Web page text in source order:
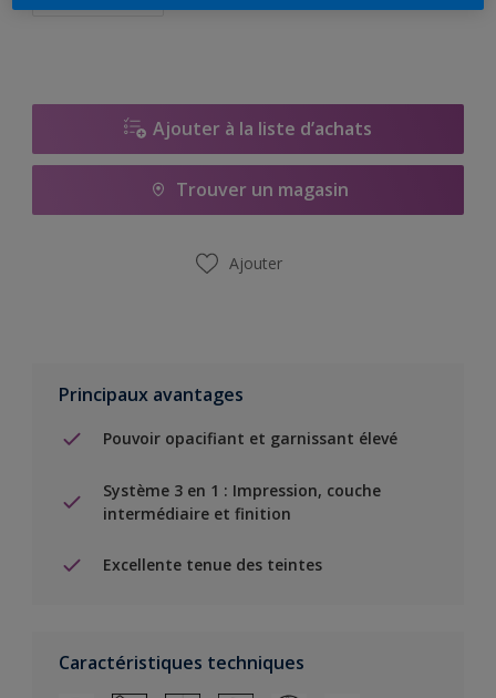
Ajouter à la liste d’achats
Trouver un magasin
Ajouter
Principaux avantages
Pouvoir opacifiant et garnissant élevé
Système 3 en 1 : Impression, couche
intermédiaire et finition
Excellente tenue des teintes
Caractéristiques techniques